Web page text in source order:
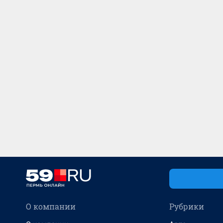
О компании Рубрики